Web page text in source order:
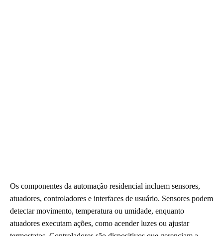
Os componentes da automação residencial incluem sensores,
atuadores, controladores e interfaces de usuário. Sensores podem
detectar movimento, temperatura ou umidade, enquanto
atuadores executam ações, como acender luzes ou ajustar